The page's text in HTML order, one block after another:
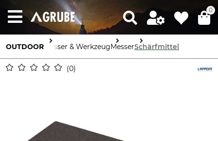
0
OUTDOOR Messer & WerkzeugMesserSchärfmittel
0